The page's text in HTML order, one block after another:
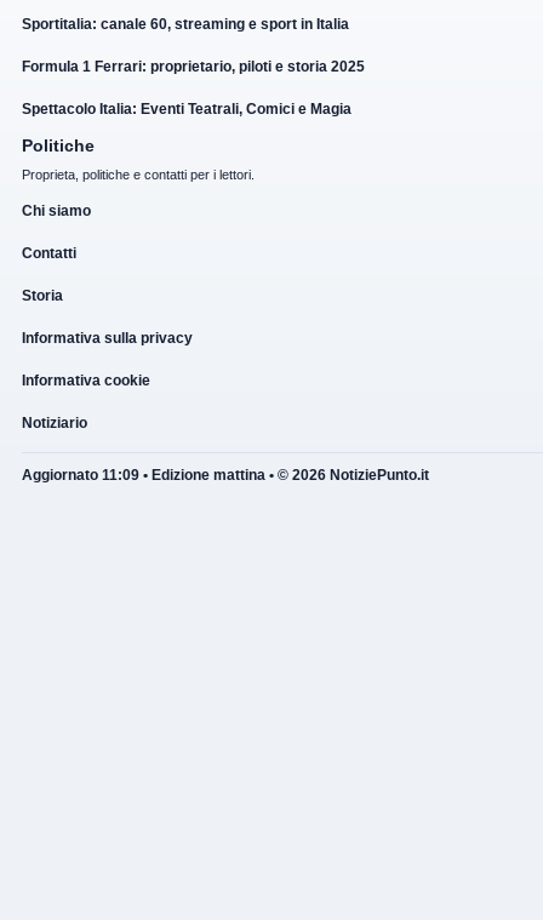
Sportitalia: canale 60, streaming e sport in Italia
Formula 1 Ferrari: proprietario, piloti e storia 2025
Spettacolo Italia: Eventi Teatrali, Comici e Magia
Politiche
Proprieta, politiche e contatti per i lettori.
Chi siamo
Contatti
Storia
Informativa sulla privacy
Informativa cookie
Notiziario
Aggiornato 11:09 • Edizione mattina • © 2026 NotiziePunto.it